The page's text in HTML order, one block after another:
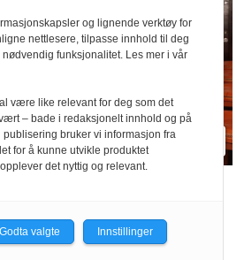
pubene
og lignende verktøy for
nettlesere, tilpasse innhold til deg
funksjonalitet. Les mer i vår
være like relevant for deg som det
– bade i redaksjonelt innhold og på
bruker vi informasjon fra
for å kunne utvikle produktet
det nyttig og relevant.
Godta valgte Innstillinger